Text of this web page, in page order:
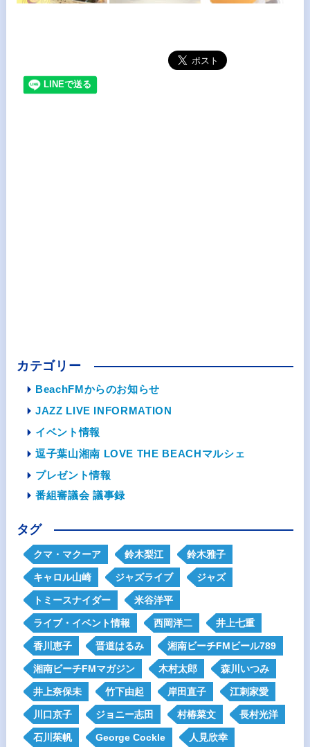
カテゴリー
BeachFMからのお知らせ
JAZZ LIVE INFORMATION
イベント情報
逗子葉山湘南 LOVE THE BEACHマルシェ
プレゼント情報
番組審議会 議事録
タグ
クマ・マクーア 鈴木梨江 鈴木雅子
キャロル山崎 ジャズライブ ジャズ
トミースナイダー 米谷洋平
ライブ・イベント情報 西岡洋二 井上七重
香川恵子 晋道はるみ 湘南ビーチFMビール789
湘南ビーチFMマガジン 木村太郎 森川いつみ
井上奈保未 竹下由起 岸田直子 江刺家愛
川口京子 ジョニー志田 村椿菜文 長村光洋
石川茱帆 George Cockle 人見欣幸